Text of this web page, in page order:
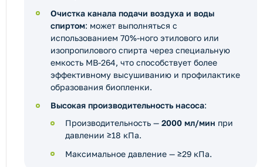
Очистка канала подачи воздуха и воды
спиртом: может выполняться с
использованием 70%-ного этилового или
изопропилового спирта через специальную
емкость MB-264, что способствует более
эффективному высушиванию и профилактике
образования биопленки.
Высокая производительность насоса:
Производительность — 2000 мл/мин при
давлении ≥18 кПа.
Максимальное давление — ≥29 кПа.